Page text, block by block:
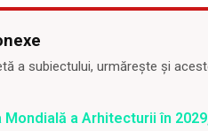
a subiectului, urmărește și
a Arhitecturii în